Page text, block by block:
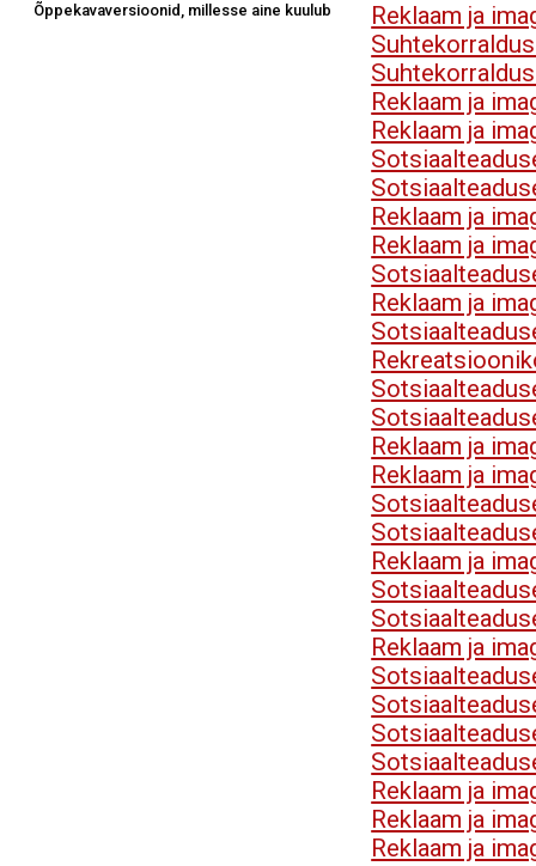
Õppekavaversioonid, millesse aine kuulub
Reklaam ja
Reklaam ja
Reklaam ja
Reklaam ja
Reklaam ja
Reklaam ja
Reklaam ja
Reklaam ja
Reklaam ja
Reklaam ja
Reklaam ja
Reklaam ja
Reklaam ja